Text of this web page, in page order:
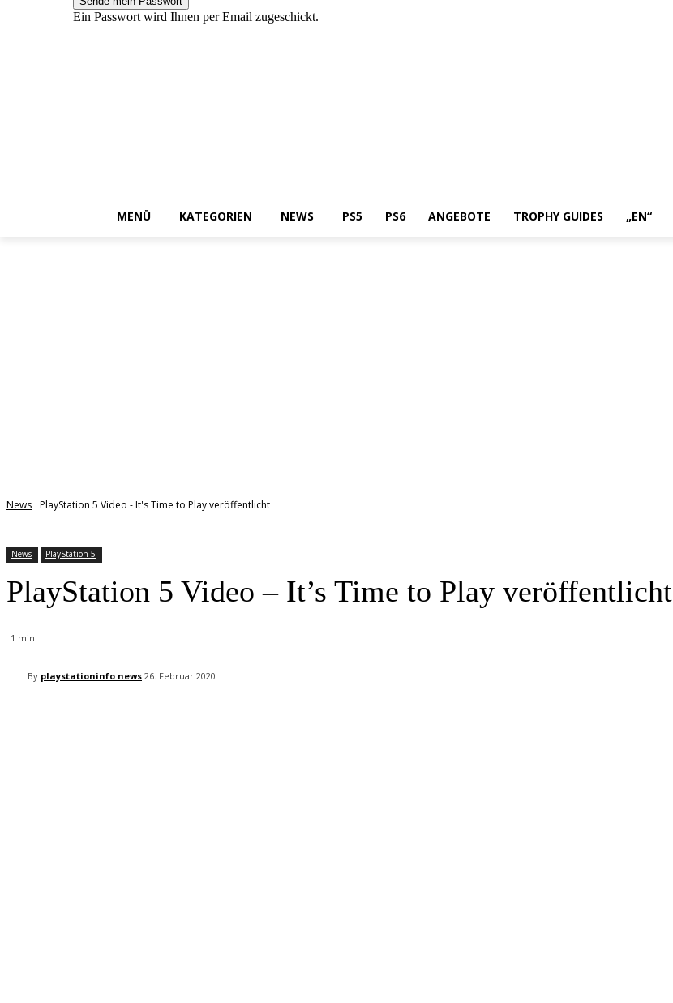
Ein Passwort wird Ihnen per Email zugeschickt.
MENÜ KATEGORIEN NEWS PS5 PS6 ANGEBOTE TROPHY GUIDES „EN“
News PlayStation 5 Video - It's Time to Play veröffentlicht
News PlayStation 5
PlayStation 5 Video – It’s Time to Play veröffentlicht
1 min.
By playstationinfo news 26. Februar 2020